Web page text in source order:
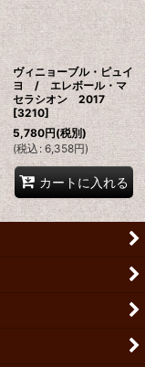
ヴィニョーブル・ピュイ
ヨ / エレボール・マ
セラシオン 2017
[3210]
5,780円(税別)
(税込 : 6,358円)
カートに入れる